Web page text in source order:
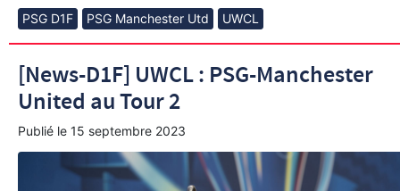
PSG D1F PSG Manchester Utd UWCL
[News-D1F] UWCL : PSG-Manchester
United au Tour 2
Publié le 15 septembre 2023